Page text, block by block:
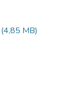
(4,85 MB)